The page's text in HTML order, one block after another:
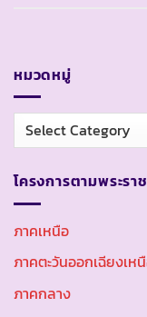
หมวดหมู่
หมวด
หมู่
โครงการตามพระร
ภาคเหนือ
ภาคตะวันออกเฉียงเห
ภาคกลาง